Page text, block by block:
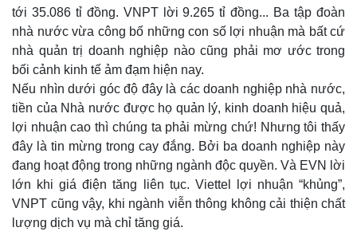
tới 35.086 tỉ đồng. VNPT lời 9.265 tỉ đồng... Ba tập đoàn
nhà nước vừa công bố những con số lợi nhuận mà bất cứ
nhà quản trị doanh nghiệp nào cũng phải mơ ước trong
bối cảnh kinh tế ảm đạm hiện nay.
Nếu nhìn dưới góc độ đây là các doanh nghiệp nhà nước,
tiền của Nhà nước được họ quản lý, kinh doanh hiệu quả,
lợi nhuận cao thì chúng ta phải mừng chứ! Nhưng tôi thấy
đây là tin mừng trong cay đắng. Bởi ba doanh nghiệp này
đang hoạt động trong những ngành độc quyền. Và EVN lời
lớn khi giá điện tăng liên tục. Viettel lợi nhuận “khủng”,
VNPT cũng vậy, khi ngành viễn thông không cải thiện chất
lượng dịch vụ mà chỉ tăng giá.